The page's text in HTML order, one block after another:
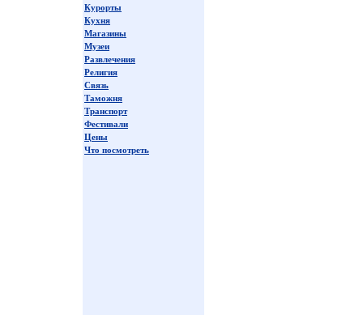
Курорты
Кухня
Магазины
Музеи
Развлечения
Религия
Связь
Таможня
Транспорт
Фестивали
Цены
Что посмотреть